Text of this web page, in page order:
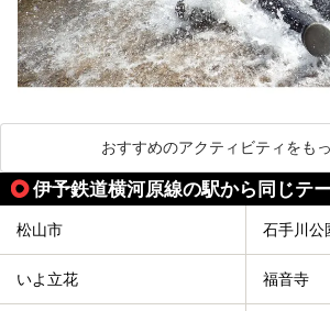
おすすめのアクティビティをも
伊予鉄道横河原線の駅から同じテ
松山市 石手川公
いよ立花 福音寺